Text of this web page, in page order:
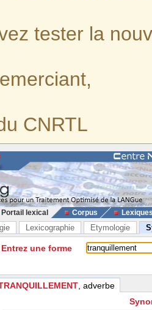
tester la
CNRTL
Portail lexical Corpus
Lexicographie Etymologie
Entrez une forme
, adverbe